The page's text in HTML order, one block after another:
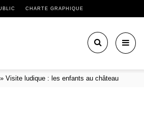
CHARTE GRAPHIQUE
» Visite ludique : les enfants au château